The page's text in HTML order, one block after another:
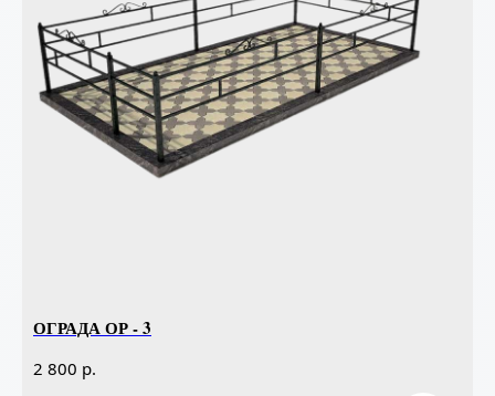
ОГРАДА ОР - 3
2 800 р.